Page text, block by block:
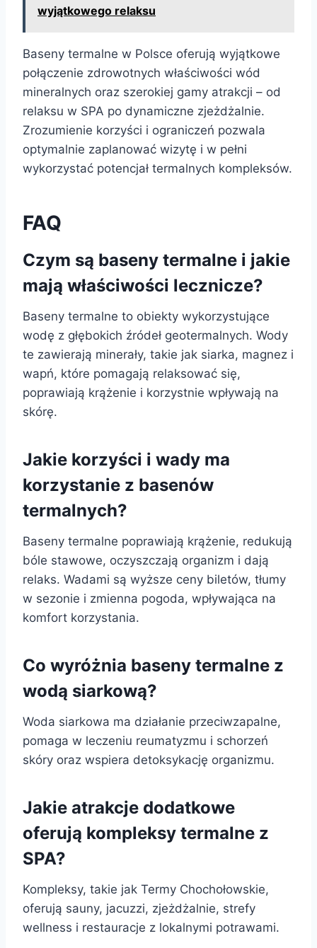
wyjątkowego relaksu
Baseny termalne w Polsce oferują wyjątkowe
połączenie zdrowotnych właściwości wód
mineralnych oraz szerokiej gamy atrakcji – od
relaksu w SPA po dynamiczne zjeżdżalnie.
Zrozumienie korzyści i ograniczeń pozwala
optymalnie zaplanować wizytę i w pełni
wykorzystać potencjał termalnych kompleksów.
FAQ
Czym są baseny termalne i jakie
mają właściwości lecznicze?
Baseny termalne to obiekty wykorzystujące
wodę z głębokich źródeł geotermalnych. Wody
te zawierają minerały, takie jak siarka, magnez i
wapń, które pomagają relaksować się,
poprawiają krążenie i korzystnie wpływają na
skórę.
Jakie korzyści i wady ma
korzystanie z basenów
termalnych?
Baseny termalne poprawiają krążenie, redukują
bóle stawowe, oczyszczają organizm i dają
relaks. Wadami są wyższe ceny biletów, tłumy
w sezonie i zmienna pogoda, wpływająca na
komfort korzystania.
Co wyróżnia baseny termalne z
wodą siarkową?
Woda siarkowa ma działanie przeciwzapalne,
pomaga w leczeniu reumatyzmu i schorzeń
skóry oraz wspiera detoksykację organizmu.
Jakie atrakcje dodatkowe
oferują kompleksy termalne z
SPA?
Kompleksy, takie jak Termy Chochołowskie,
oferują sauny, jacuzzi, zjeżdżalnie, strefy
wellness i restauracje z lokalnymi potrawami.